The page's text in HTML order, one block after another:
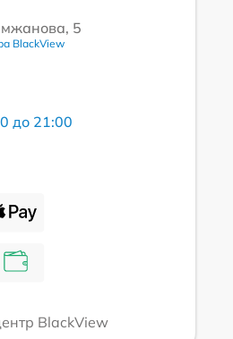
5
BlackView
до 21:00
BlackView